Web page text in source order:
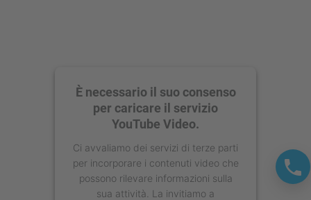
È necessario il suo consenso
per caricare il servizio
YouTube Video.
Ci avvaliamo dei servizi di terze parti
per incorporare i contenuti video che
possono rilevare informazioni sulla
sua attività. La invitiamo a